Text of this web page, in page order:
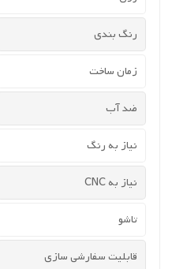
رنگ بندی
زمان ساخت
ضد آب
نیاز به رنگ
نیاز به CNC
تاشو
قابلیت سفارشی سازی